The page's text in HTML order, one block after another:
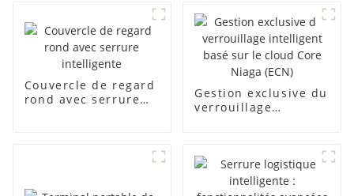
Couvercle de regard
rond avec serrure
Gestion exclusive du
verrouillage